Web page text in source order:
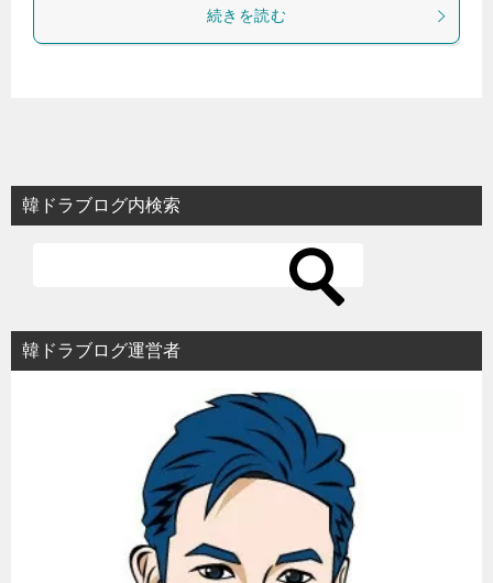
続きを読む
韓ドラブログ内検索
韓ドラブログ運営者